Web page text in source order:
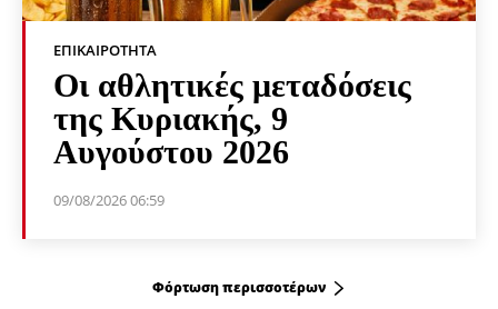
ΕΠΙΚΑΙΡΌΤΗΤΑ
Οι αθλητικές μεταδόσεις
της Κυριακής, 9
Αυγούστου 2026
09/08/2026 06:59
Φόρτωση περισσοτέρων